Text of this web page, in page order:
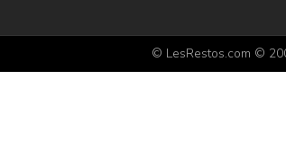
© LesRestos.com ©